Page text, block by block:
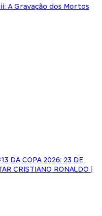
A Gravação dos Mortos
DA COPA 2026: 23 DE
CRISTIANO RONALDO |